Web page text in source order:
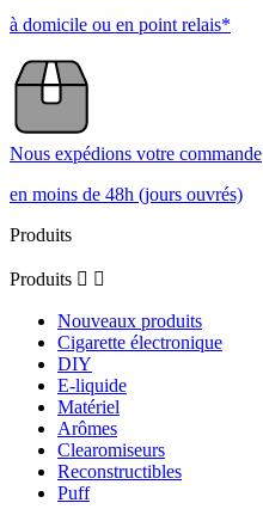
à domicile ou en point relais*
Nous expédions votre commande
en moins de 48h (jours ouvrés)
Produits
Produits  
Nouveaux produits
Cigarette électronique
DIY
E-liquide
Matériel
Arômes
Clearomiseurs
Reconstructibles
Puff